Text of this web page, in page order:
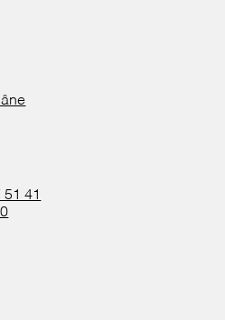
41